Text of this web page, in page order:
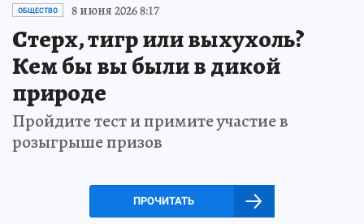
ОБЩЕСТВО 8 июня 2026 8:17
Стерх, тигр или выхухоль?
Кем бы вы были в дикой
природе
Пройдите тест и примите участие в
розыгрыше призов
ПРОЧИТАТЬ